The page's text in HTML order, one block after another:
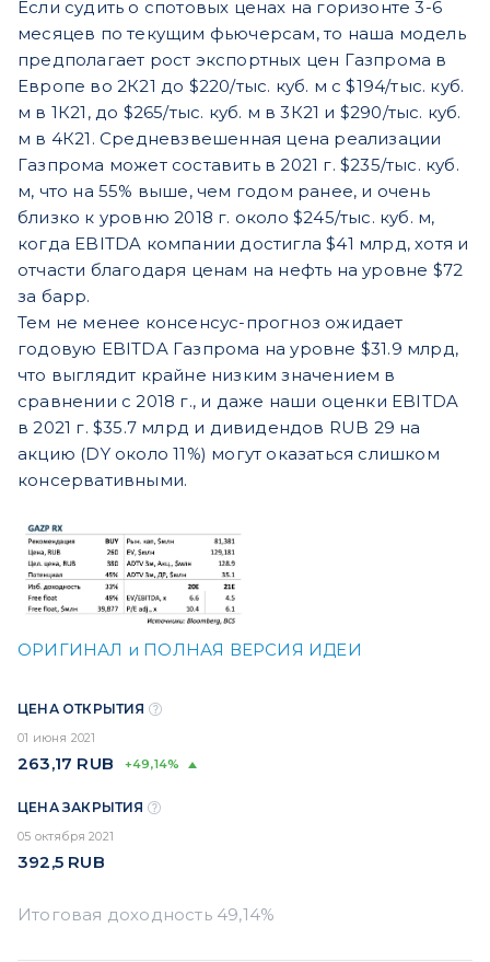
Если судить о спотовых ценах на горизонте 3-6
месяцев по текущим фьючерсам, то наша модель
предполагает рост экспортных цен Газпрома в
Европе во 2К21 до $220/тыс. куб. м с $194/тыс. куб.
м в 1К21, до $265/тыс. куб. м в 3К21 и $290/тыс. куб.
м в 4К21. Средневзвешенная цена реализации
Газпрома может составить в 2021 г. $235/тыс. куб.
м, что на 55% выше, чем годом ранее, и очень
близко к уровню 2018 г. около $245/тыс. куб. м,
когда EBITDA компании достигла $41 млрд, хотя и
отчасти благодаря ценам на нефть на уровне $72
за барр.
Тем не менее консенсус-прогноз ожидает
годовую EBITDA Газпрома на уровне $31.9 млрд,
что выглядит крайне низким значением в
сравнении с 2018 г., и даже наши оценки EBITDA
в 2021 г. $35.7 млрд и дивидендов RUB 29 на
акцию (DY около 11%) могут оказаться слишком
консервативными.
ОРИГИНАЛ и ПОЛНАЯ ВЕРСИЯ ИДЕИ
ЦЕНА ОТКРЫТИЯ
01 июня 2021
263,17 RUB +49,14%
ЦЕНА ЗАКРЫТИЯ
05 октября 2021
392,5 RUB